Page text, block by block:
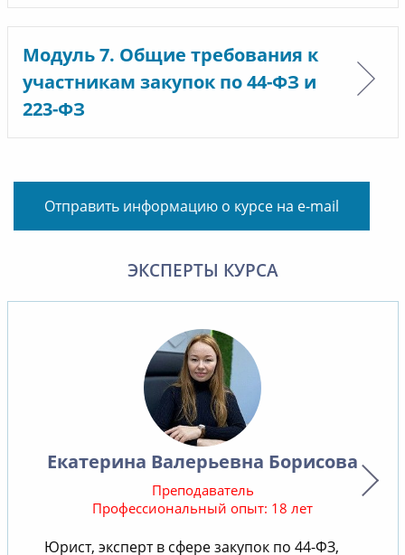
Модуль 7. Общие требования к
участникам закупок по 44-ФЗ и
223-ФЗ
Отправить информацию о курсе на e-mail
ЭКСПЕРТЫ КУРСА
Екатерина Валерьевна Борисова
Преподаватель
Профессиональный опыт: 18 лет
Юрист, эксперт в сфере закупок по 44-ФЗ,